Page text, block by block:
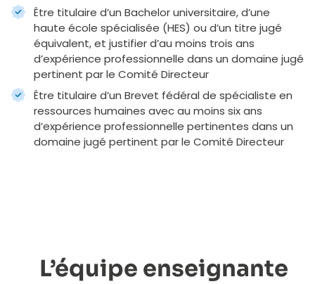
Être titulaire d’un Bachelor universitaire, d’une
haute école spécialisée (HES) ou d’un titre jugé
équivalent, et justifier d’au moins trois ans
d’expérience professionnelle dans un domaine jugé
pertinent par le Comité Directeur
Être titulaire d’un Brevet fédéral de spécialiste en
ressources humaines avec au moins six ans
d’expérience professionnelle pertinentes dans un
domaine jugé pertinent par le Comité Directeur
L’équipe enseignante